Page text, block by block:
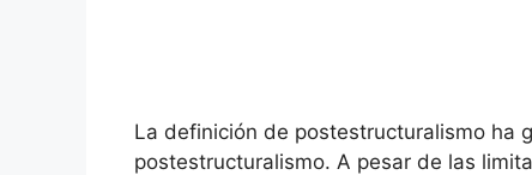
La definición de postestructuralismo ha
postestructuralismo. A pesar de las